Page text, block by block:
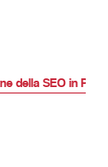
della SEO in